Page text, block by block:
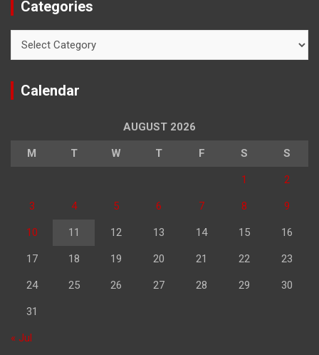
Categories
Calendar
AUGUST 2026
M T W T F S S
1 2
3 4 5 6 7 8 9
10 11 12 13 14 15 16
17 18 19 20 21 22 23
24 25 26 27 28 29 30
31
« Jul